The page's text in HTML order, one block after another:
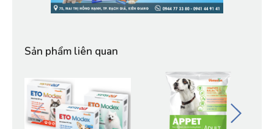
Sản phẩm liên quan